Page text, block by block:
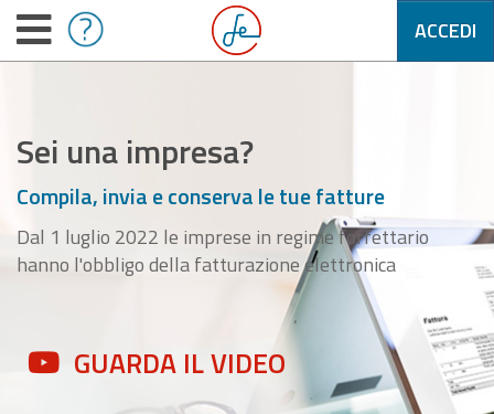
ACCEDI
Sei una impresa?
Compila, invia e conserva le tue fatture
Dal 1 luglio 2022 le imprese in regime forfettario
hanno l'obbligo della fatturazione elettronica
GUARDA IL VIDEO